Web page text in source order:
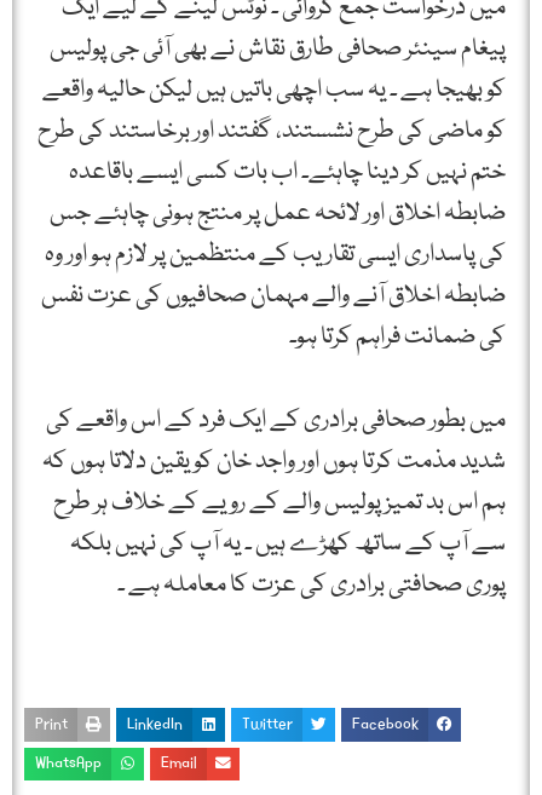
میں درخواست جمع کروائی ۔ نوٹس لینے کے لیے ایک
پیغام سینئر صحافی طارق نقاش نے بھی آئی جی پولیس
کو بھیجا ہے ۔ یہ سب اچھی باتیں ہیں لیکن حالیہ واقعے
کو ماضی کی طرح نشستند، گفتند اور برخاستند کی طرح
ختم نہیں کر دینا چاہئے۔ اب بات کسی ایسے باقاعدہ
ضابطہ اخلاق اور لائحہ عمل پر منتج ہونی چاہئے جس
کی پاسداری ایسی تقاریب کے منتظمین پر لازم ہو اور وہ
ضابطہ اخلاق آنے والے مہمان صحافیوں کی عزت نفس
کی ضمانت فراہم کرتا ہو۔
میں بطور صحافی برادری کے ایک فرد کے اس واقعے کی
شدید مذمت کرتا ہوں اور واجد خان کو یقین دلاتا ہوں کہ
ہم اس بد تمیز پولیس والے کے رویے کے خلاف ہر طرح
سے آپ کے ساتھ کھڑے ہیں ۔ یہ آپ کی نہیں بلکہ
پوری صحافتی برادری کی عزت کا معاملہ ہے ۔
Facebook
Twitter
LinkedIn
Print
Email
WhatsApp